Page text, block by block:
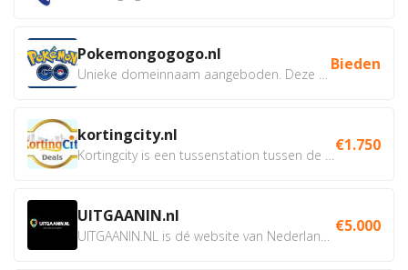
Pokemongogogo.nl Bieden
kortingcity.nl €1.750
UITGAANIN.nl €5.000